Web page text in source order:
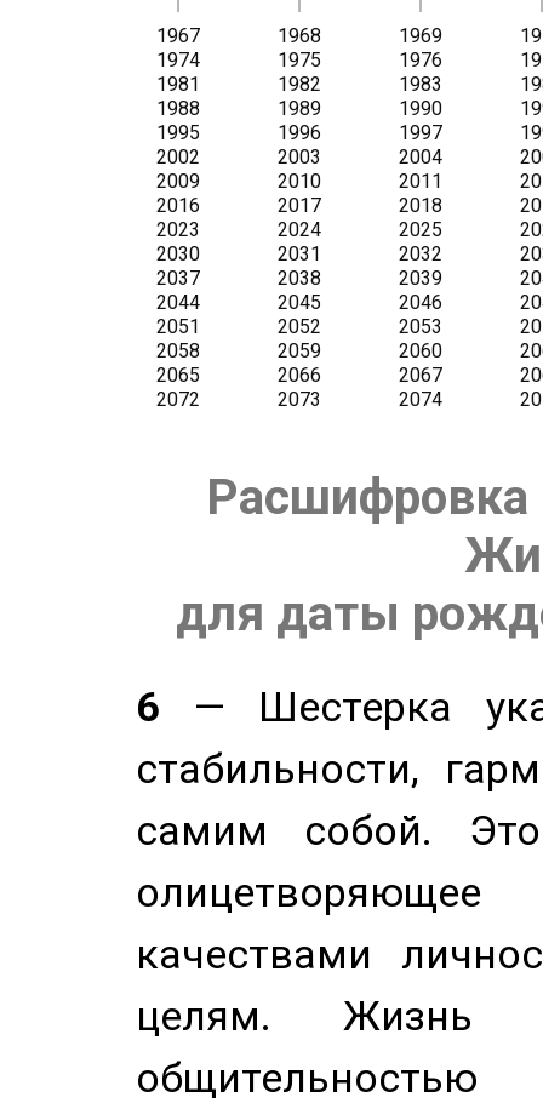
Расшифровка
для даты
6 — Шестерка
стабильности,
самим собой.
качествами
целям. Жизнь